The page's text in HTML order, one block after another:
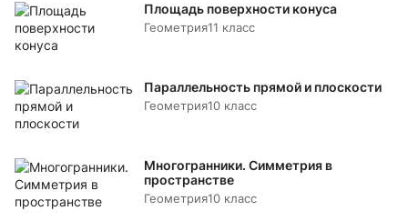
Площадь поверхности конуса
Геометрия11 класс
Параллельность прямой и плоскости
Геометрия10 класс
Многогранники. Симметрия в
пространстве
Геометрия10 класс